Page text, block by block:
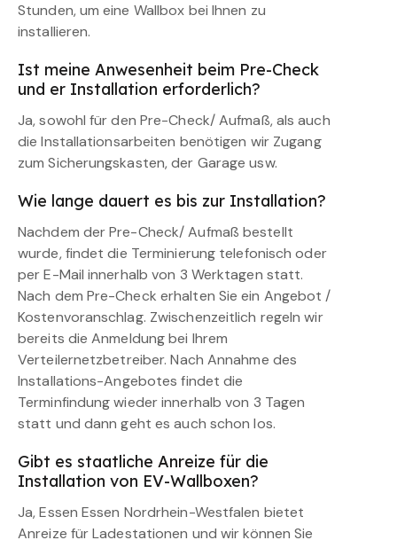
Stunden, um eine Wallbox bei Ihnen zu
installieren.
Ist meine Anwesenheit beim Pre-Check
und er Installation erforderlich?
Ja, sowohl für den Pre-Check/ Aufmaß, als auch
die Installationsarbeiten benötigen wir Zugang
zum Sicherungskasten, der Garage usw.
Wie lange dauert es bis zur Installation?
Nachdem der Pre-Check/ Aufmaß bestellt
wurde, findet die Terminierung telefonisch oder
per E-Mail innerhalb von 3 Werktagen statt.
Nach dem Pre-Check erhalten Sie ein Angebot /
Kostenvoranschlag. Zwischenzeitlich regeln wir
bereits die Anmeldung bei Ihrem
Verteilernetzbetreiber. Nach Annahme des
Installations-Angebotes findet die
Terminfindung wieder innerhalb von 3 Tagen
statt und dann geht es auch schon los.
Gibt es staatliche Anreize für die
Installation von EV-Wallboxen?
Ja, Essen Essen Nordrhein-Westfalen bietet
Anreize für Ladestationen und wir können Sie